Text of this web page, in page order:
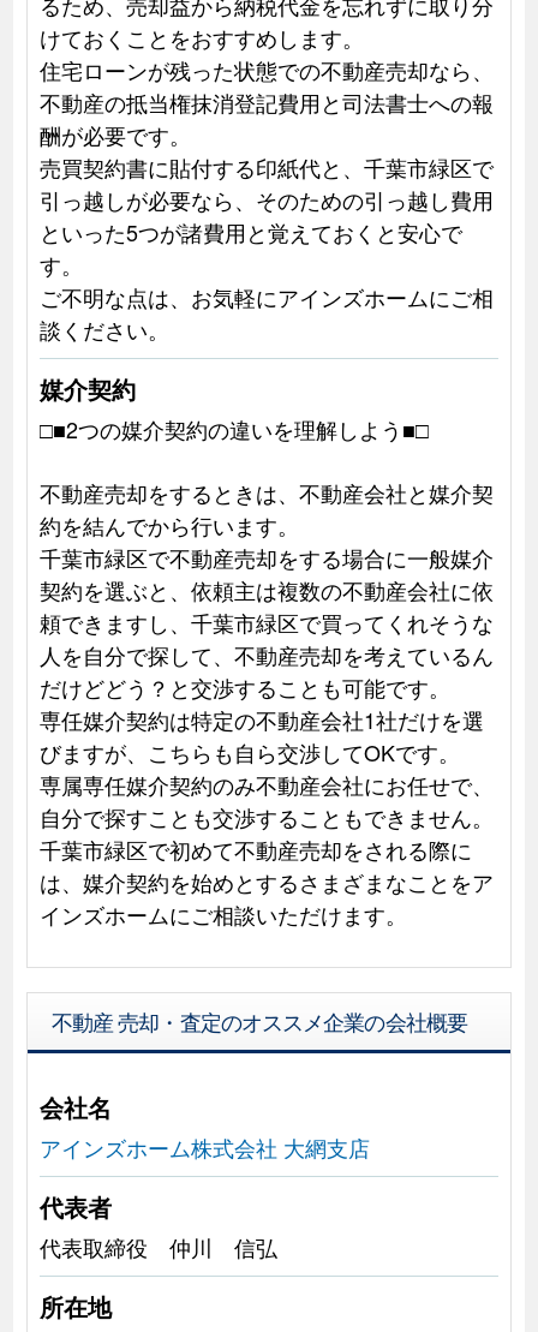
けておくことをおすすめします。
住宅ローンが残った状態での不動産売却なら、
不動産の抵当権抹消登記費用と司法書士への報
酬が必要です。
売買契約書に貼付する印紙代と、千葉市緑区で
引っ越しが必要なら、そのための引っ越し費用
といった5つが諸費用と覚えておくと安心で
す。
ご不明な点は、お気軽にアインズホームにご相
談ください。
媒介契約
□■2つの媒介契約の違いを理解しよう■□
不動産売却をするときは、不動産会社と媒介契
約を結んでから行います。
千葉市緑区で不動産売却をする場合に一般媒介
契約を選ぶと、依頼主は複数の不動産会社に依
頼できますし、千葉市緑区で買ってくれそうな
人を自分で探して、不動産売却を考えているん
だけどどう？と交渉することも可能です。
専任媒介契約は特定の不動産会社1社だけを選
びますが、こちらも自ら交渉してOKです。
専属専任媒介契約のみ不動産会社にお任せで、
自分で探すことも交渉することもできません。
千葉市緑区で初めて不動産売却をされる際に
は、媒介契約を始めとするさまざまなことをア
インズホームにご相談いただけます。
不動産 売却・査定のオススメ企業の会社概要
会社名
アインズホーム株式会社 大網支店
代表者
代表取締役 仲川 信弘
所在地